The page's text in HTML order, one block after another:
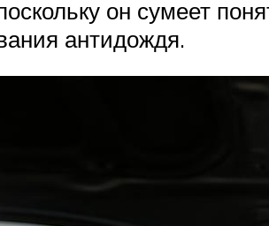
он сумеет
антидождя.